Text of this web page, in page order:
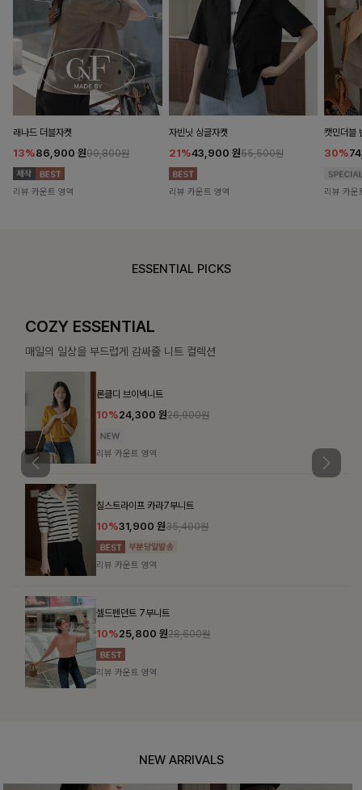
래나드 더블자켓
13%86,900 원99,800원
리뷰 카운트 영역
자빈닛 싱글자켓
21%43,900 원55,500원
리뷰 카운트 영역
캣민더블
30%
리뷰 카운
ESSENTIAL PICKS
COZY ESSENTIAL
매일의 일상을 부드럽게 감싸줄 니트 컬렉션
론클디 브이넥니트
10%24,300원 26,900원
리뷰 카운트 영역
칠스트라이프 카라7부니트
10%31,900원 35,400원
리뷰 카운트 영역
셀드펜던트 7부니트
10%25,800원 28,600원
리뷰 카운트 영역
NEW ARRIVALS